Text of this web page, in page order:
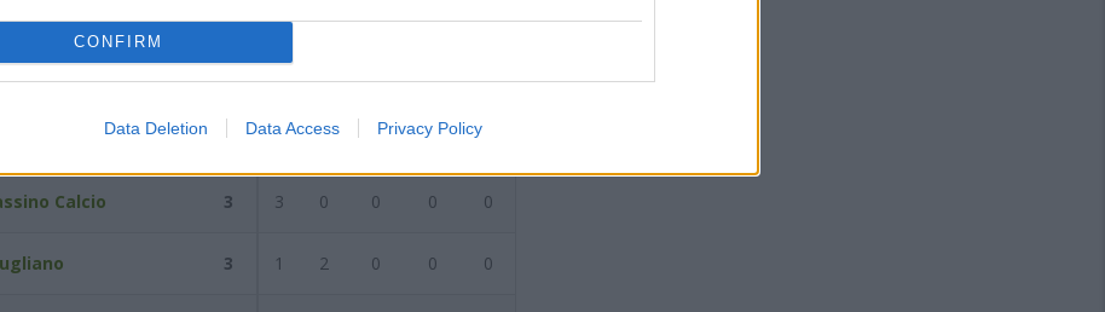
CONFIRM
Data Deletion Data Access Privacy Policy
Reti AZ RIG PUN ANG CDF
Calcio 4 2 1 0 1 0
3 3 0 0 0
Calcio 3 3 0 0 0 0
3 1 2 0 0 0